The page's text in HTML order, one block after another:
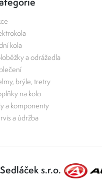
kola
a odrážedla
brýle, tretry
na kolo
a komponenty
a údržba
Sedláček s.r.o.